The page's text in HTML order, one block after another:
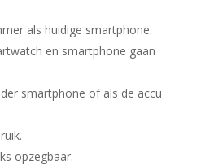
als huidige smartphone.
en smartphone gaan
smartphone of als de accu
opzegbaar.